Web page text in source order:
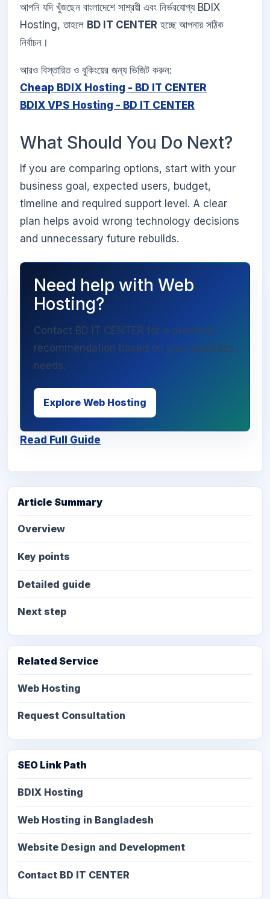
আপনি যদি খুঁজছেন বাংলাদেশে সাশ্রয়ী এবং নির্ভরযোগ্য BDIX
Hosting, তাহলে BD IT CENTER হচ্ছে আপনার সঠিক
নির্বাচন।
আরও বিস্তারিত ও বুকিংয়ের জন্য ভিজিট করুন:
Cheap BDIX Hosting - BD IT CENTER
BDIX VPS Hosting - BD IT CENTER
What Should You Do Next?
If you are comparing options, start with your
business goal, expected users, budget,
timeline and required support level. A clear
plan helps avoid wrong technology decisions
and unnecessary future rebuilds.
Need help with Web
Hosting?
Contact BD IT CENTER for a practical
recommendation based on your business
needs.
Explore Web Hosting
Read Full Guide
Article Summary
Overview
Key points
Detailed guide
Next step
Related Service
Web Hosting
Request Consultation
SEO Link Path
BDIX Hosting
Web Hosting in Bangladesh
Website Design and Development
Contact BD IT CENTER